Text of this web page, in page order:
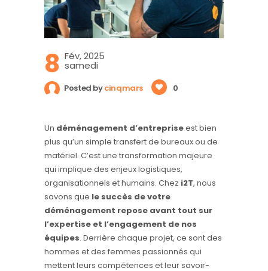
8 Fév, 2025
samedi
Posted bycinqmars 0
Un déménagement d’entrepriseest bien
plus qu’un simple transfert de bureaux ou de
matériel. C’est une transformation majeure
qui implique des enjeux logistiques,
organisationnels et humains. Chez i2T, nous
savons que le succès de votre
déménagement repose avant tout sur
l’expertise et l’engagement de nos
équipes. Derrière chaque projet, ce sont des
hommes et des femmes passionnés qui
mettent leurs compétences et leur savoir-